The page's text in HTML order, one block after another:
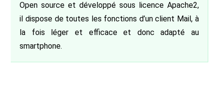
Open source et développé sous licence Apache2,
il dispose de toutes les fonctions d’un client Mail, à
la fois léger et efficace et donc adapté au
smartphone.